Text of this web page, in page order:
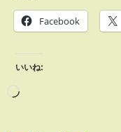
Facebook
いいね: